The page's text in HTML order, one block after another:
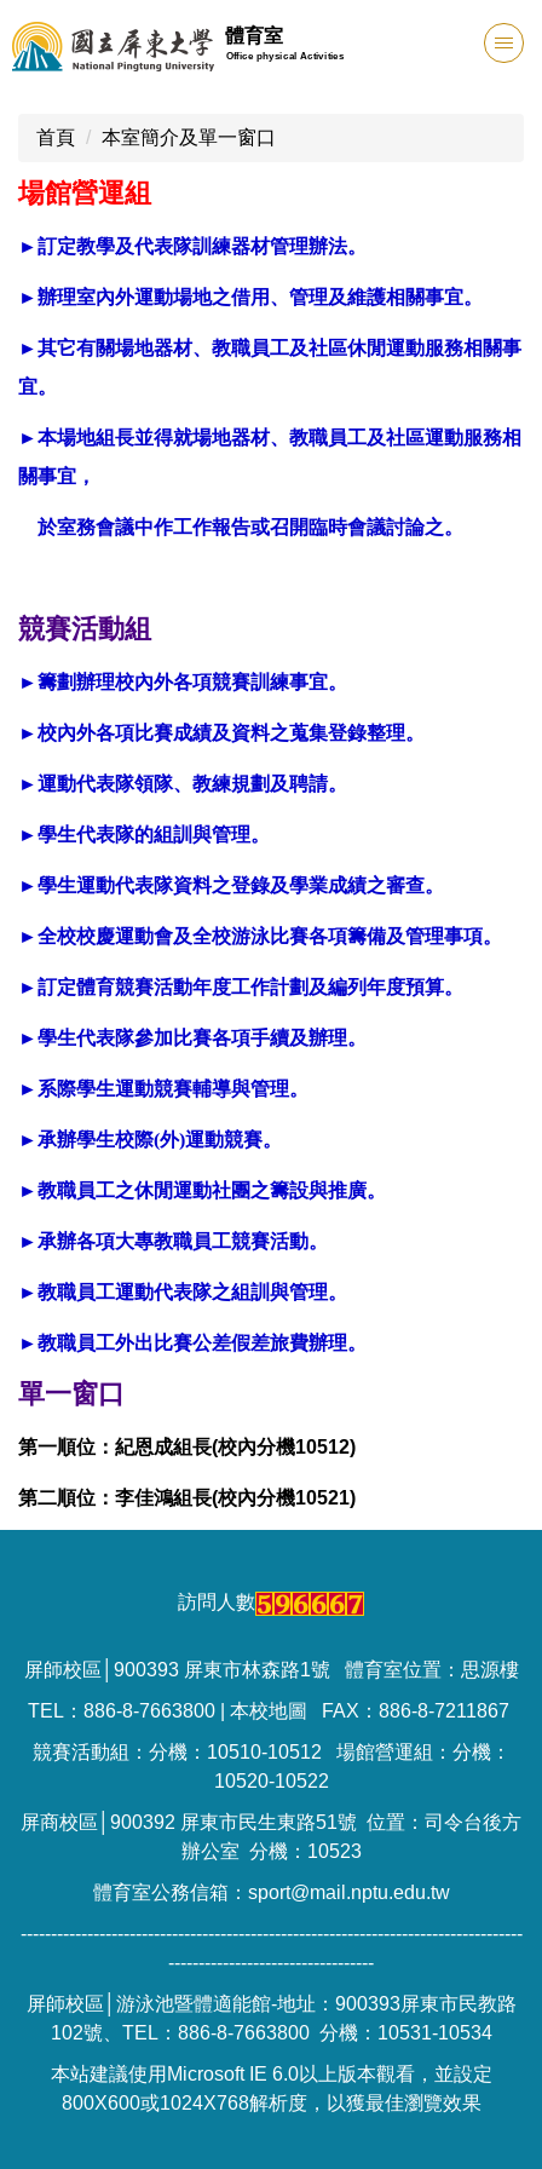
跳
到
主
區
體育室
Office physical Activities
首頁 本室簡介及單一窗口
場館營運組
►訂定教學及代表隊訓練器材管理辦法。
►辦理室內外運動場地之借用、管理及維護相關事宜。
►其它有關場地器材、教職員工及社區休閒運動服務相關事
宜。
►本場地組長並得就場地器材、教職員工及社區運動服務相
關事宜，
於室務會議中作工作報告或召開臨時會議討論之。
競賽活動組
►籌劃辦理校內外各項競賽訓練事宜。
►校內外各項比賽成績及資料之蒐集登錄整理。
►運動代表隊領隊、教練規劃及聘請。
►學生代表隊的組訓與管理。
►學生運動代表隊資料之登錄及學業成績之審查。
►全校校慶運動會及全校游泳比賽各項籌備及管理事項。
►訂定體育競賽活動年度工作計劃及編列年度預算。
►學生代表隊參加比賽各項手續及辦理。
► 系際學生運動競賽輔導與管理。
►承辦學生校際(外)運動競賽。
►教職員工之休閒運動社團之籌設與推廣。
►承辦各項大專教職員工競賽活動。
►教職員工運動代表隊之組訓與管理。
►教職員工外出比賽公差假差旅費辦理。
單一窗口
第一順位：紀恩成組長(校內分機10512)
第二順位：李佳鴻組長(校內分機10521)
訪問人數
屏師校區│900393 屏東市林森路1號 體育室位置：思源樓
TEL：886-8-7663800 | 本校地圖
FAX：886-8-7211867
競賽活動組：分機：10510-10512 場館營運組：分機：
10520-10522
屏商校區│900392 屏東市民生東路51號 位置：司令台後方
辦公室 分機：10523
體育室公務信箱：sport@mail.nptu.edu.tw
-----------------------------------------------------------------------------------
----------------------------------
屏師校區│游泳池暨體適能館-地址：900393屏東市民教路
102號、TEL：886-8-7663800 分機：10531-10534
本站建議使用Microsoft IE 6.0以上版本觀看，並設定
800X600或1024X768解析度，以獲最佳瀏覽效果